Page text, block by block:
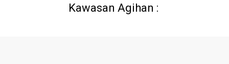
Kawasan Agihan :